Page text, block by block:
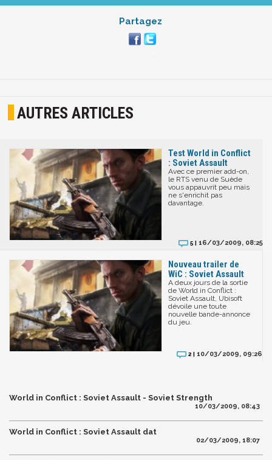
Partagez
AUTRES ARTICLES
Test World in Conflict
: Soviet Assault
Avec ce premier add-on,
le RTS venu de Suède
vous appauvrit peu mais
ne s'enrichit pas
davantage.
5 | 16/03/2009, 08:25
Nouveau trailer de
WiC : Soviet Assault
A deux jours de la sortie
de World in Conflict :
Soviet Assault, Ubisoft
dévoile une toute
nouvelle bande-annonce
du jeu.
2 | 10/03/2009, 09:26
World in Conflict : Soviet Assault - Soviet Strength
10/03/2009, 08:43
World in Conflict : Soviet Assault dat
02/03/2009, 18:07